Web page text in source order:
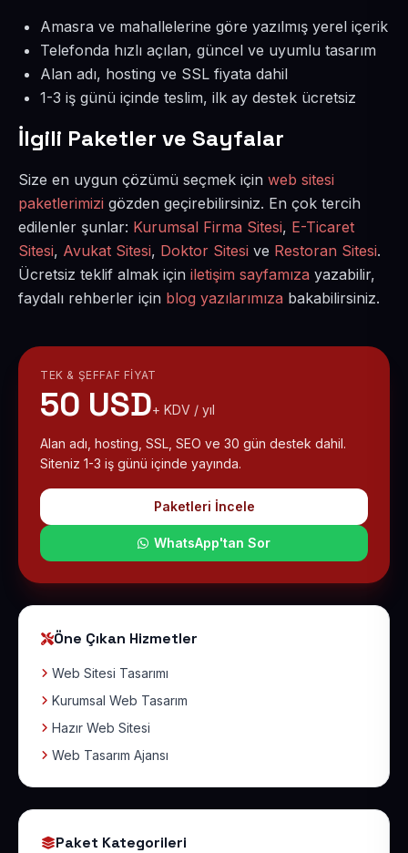
Amasra ve mahallelerine göre yazılmış yerel içerik
Telefonda hızlı açılan, güncel ve uyumlu tasarım
Alan adı, hosting ve SSL fiyata dahil
1-3 iş günü içinde teslim, ilk ay destek ücretsiz
İlgili Paketler ve Sayfalar
Size en uygun çözümü seçmek için web sitesi
paketlerimizi gözden geçirebilirsiniz. En çok tercih
edilenler şunlar: Kurumsal Firma Sitesi, E-Ticaret
Sitesi, Avukat Sitesi, Doktor Sitesi ve Restoran Sitesi.
Ücretsiz teklif almak için iletişim sayfamıza yazabilir,
faydalı rehberler için blog yazılarımıza bakabilirsiniz.
TEK & ŞEFFAF FIYAT
50 USD+ KDV / yıl
Alan adı, hosting, SSL, SEO ve 30 gün destek dahil.
Siteniz 1-3 iş günü içinde yayında.
Paketleri İncele
WhatsApp'tan Sor
Öne Çıkan Hizmetler
Web Sitesi Tasarımı
Kurumsal Web Tasarım
Hazır Web Sitesi
Web Tasarım Ajansı
Paket Kategorileri